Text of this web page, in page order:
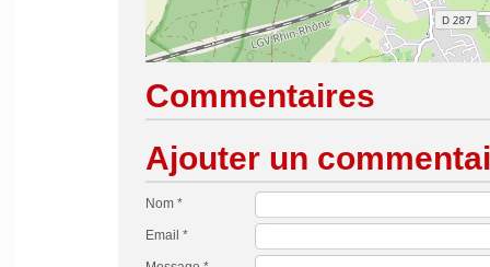
Commentaires
Ajouter un
Nom *
Email *